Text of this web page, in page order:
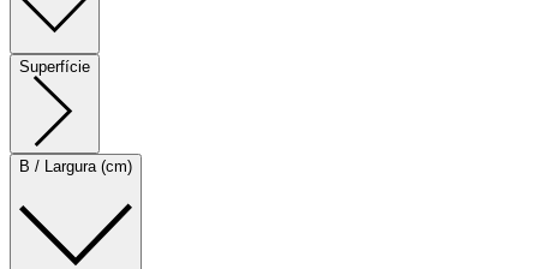
Superfície
B / Largura (cm)